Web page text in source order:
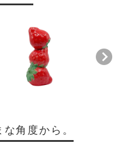
角度から。